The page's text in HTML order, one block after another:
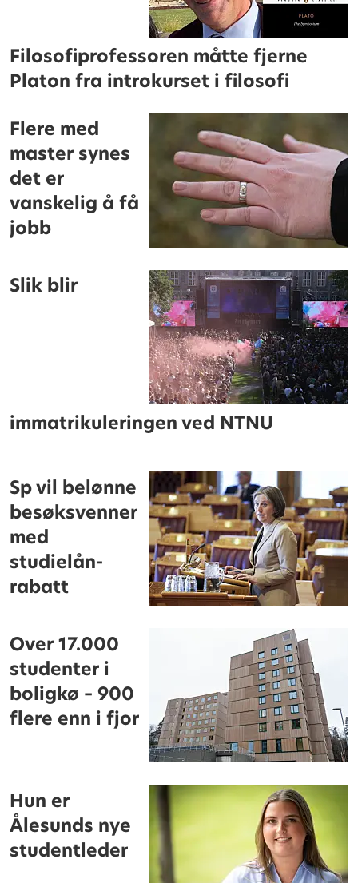
Filosofiprofessoren måtte fjerne
Platon fra introkurset i filosofi
Flere med
master synes
det er
vanskelig å få
jobb
Slik blir
immatrikuleringen ved NTNU
Sp vil belønne
besøksvenner
med
studielån-
rabatt
Over 17.000
studenter i
boligkø – 900
flere enn i fjor
Hun er
Ålesunds nye
studentleder